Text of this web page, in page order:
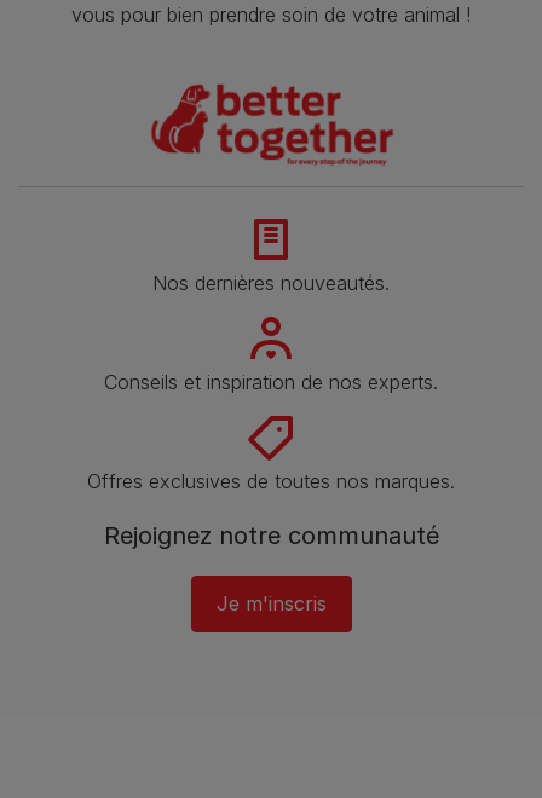
vous pour bien prendre soin de votre animal !
Nos dernières nouveautés.
Conseils et inspiration de nos experts.
Offres exclusives de toutes nos marques.
Rejoignez notre communauté
Je m'inscris